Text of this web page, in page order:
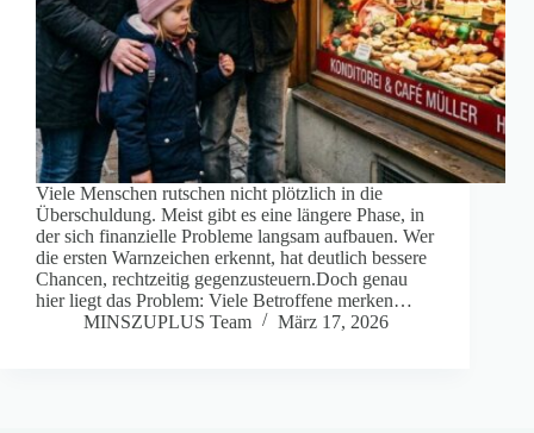
Viele Menschen rutschen nicht plötzlich in die
Überschuldung. Meist gibt es eine längere Phase, in
der sich finanzielle Probleme langsam aufbauen. Wer
die ersten Warnzeichen erkennt, hat deutlich bessere
Chancen, rechtzeitig gegenzusteuern.Doch genau
hier liegt das Problem: Viele Betroffene merken…
MINSZUPLUS Team
März 17, 2026